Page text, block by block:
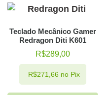
Teclado Mecânico Gamer
Redragon Diti K601
R$289,00
R$271,66 no Pix